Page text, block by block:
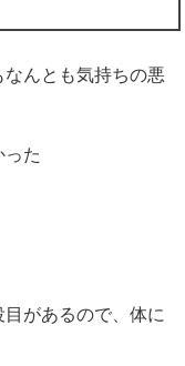
んとも気持ちの悪
った
があるので、体に